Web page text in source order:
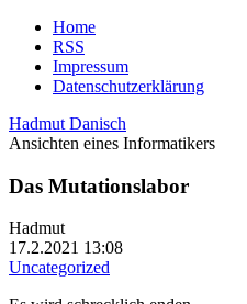
Home
RSS
Impressum
Datenschutzerklärung
Hadmut Danisch
Ansichten eines Informatikers
Das Mutationslabor
Hadmut
17.2.2021 13:08
Uncategorized